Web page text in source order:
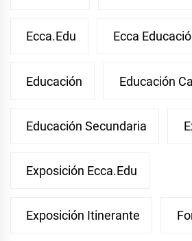
Ecca.edu Ecca
Educación Educación
Educación Secundaria
Exposición Ecca.edu
Exposición Itinerante